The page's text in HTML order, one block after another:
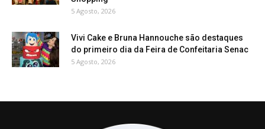
5 Agosto, 2026
Vivi Cake e Bruna Hannouche são destaques
do primeiro dia da Feira de Confeitaria Senac
5 Agosto, 2026